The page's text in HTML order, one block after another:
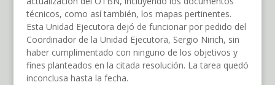
técnicos, como así también, los mapas pertinentes.
Esta Unidad Ejecutora dejó de funcionar por pedido del
Coordinador de la Unidad Ejecutora, Sergio Nirich, sin
haber cumplimentado con ninguno de los objetivos y
fines planteados en la citada resolución. La tarea quedó
inconclusa hasta la fecha.